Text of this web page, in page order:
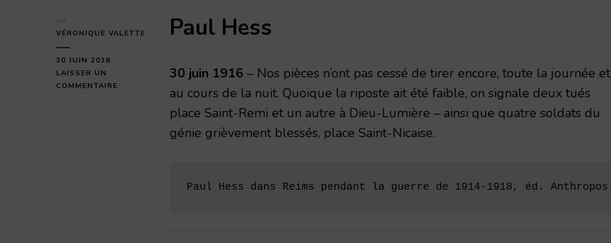
VÉRONIQUE VALETTE
30 JUIN 2016
LAISSER UN
COMMENTAIRE
Paul Hess
30 juin 1916 – Nos pièces n’ont pas cessé de tirer encore, toute la journée et
au cours de la nuit. Quoique la riposte ait été faible, on signale deux tués
place Saint-Remi et un autre à Dieu-Lumière – ainsi que quatre soldats du
génie grièvement blessés, place Saint-Nicaise.
Paul Hess dans Reims pendant la guerre de 1914-1918, éd. Anthropos